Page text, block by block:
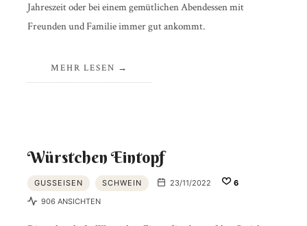
Jahreszeit oder bei einem gemütlichen Abendessen mit
Freunden und Familie immer gut ankommt.
MEHR LESEN
Würstchen Eintopf
GUSSEISEN SCHWEIN 23/11/2022
6
906 ANSICHTEN